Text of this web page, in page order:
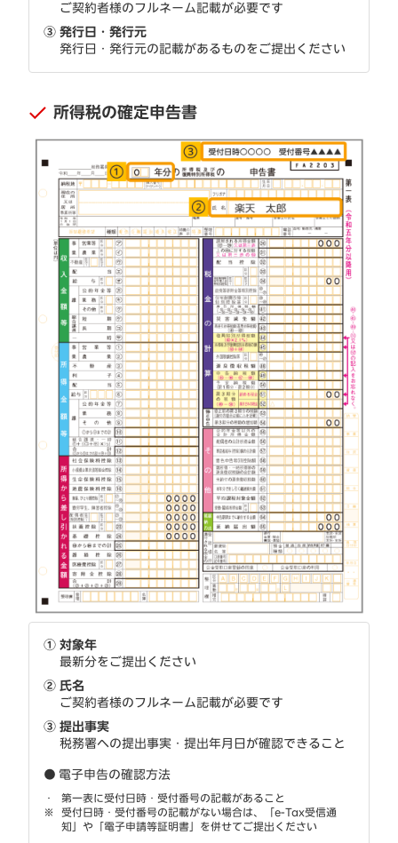
ご契約者様のフルネーム記載が必要です
③ 発行日・発行元
発行日・発行元の記載があるものをご提出ください
所得税の確定申告書
① 対象年
最新分をご提出ください
② 氏名
ご契約者様のフルネーム記載が必要です
③ 提出事実
税務署への提出事実・提出年月日が確認できること
● 電子申告の確認方法
第一表に受付日時・受付番号の記載があること
受付日時・受付番号の記載がない場合は、「e-Tax受信通
知」や「電子申請等証明書」を併せてご提出ください